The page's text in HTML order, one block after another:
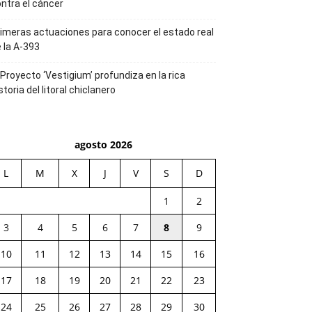
el cáncer
actuaciones para conocer el estado real
la A-393
Proyecto ‘Vestigium’ profundiza en la rica
del litoral chiclanero
agosto 2026
L M X J V S D
1
2
3
4 5 6 7 8
9
10
11 12 13 14 15
16
17
18 19 20 21 22
23
24
25 26 27 28 29
30